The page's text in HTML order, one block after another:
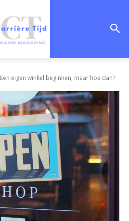
Een eigen winkel beginnen, maar hoe dan?